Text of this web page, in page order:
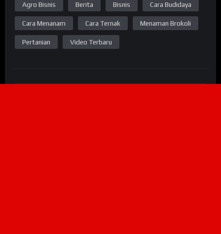
Agro Bisnis Berita Bisnis Cara Budidaya
Cara Menanam Cara Ternak Menaman Brokoli
Pertanian Video Terbaru